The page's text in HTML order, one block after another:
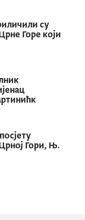
Црне
интереса.
Краповић
представља
државних
су
Горе који
Гори, Њ.